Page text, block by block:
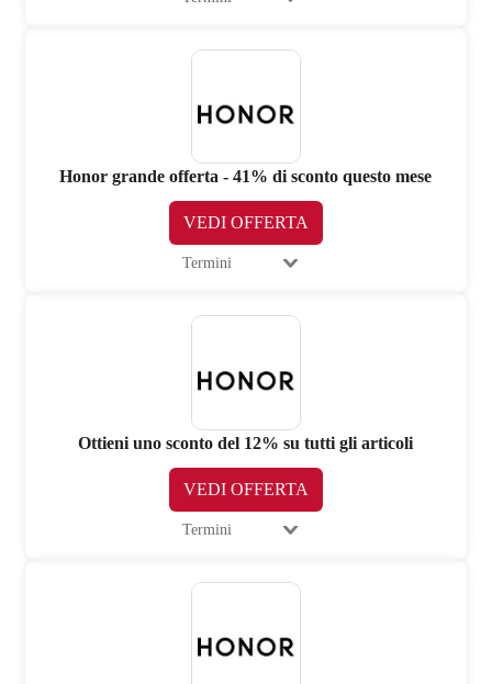
Honor grande offerta - 41% di sconto questo mese
VEDI OFFERTA
Termini
Ottieni uno sconto del 12% su tutti gli articoli
VEDI OFFERTA
Termini